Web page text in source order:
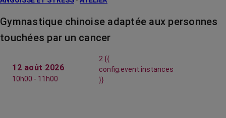
Gymnastique chinoise adaptée aux personnes
touchées par un cancer
12 août 2026
10h00 - 11h00
2 {{
config.event.instances
}}